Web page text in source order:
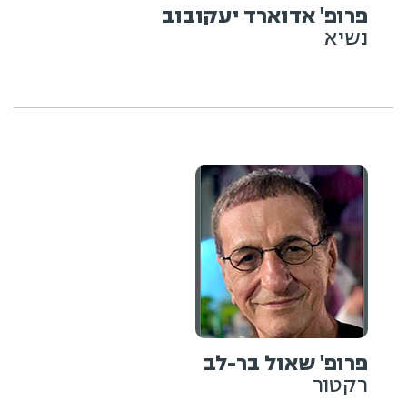
פרופ' אדוארד יעקובוב
נשיא
פרופ' שאול בר-לב
רקטור